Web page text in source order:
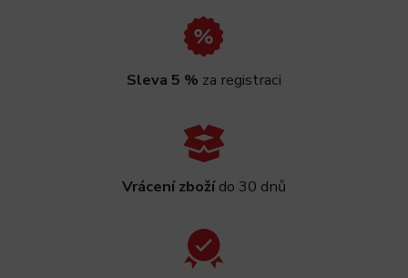
Sleva 5 % za registraci
Vrácení zbožído 30 dnů